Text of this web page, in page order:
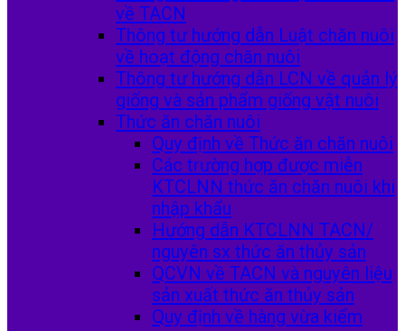
về TACN
Thông tư hướng dẫn Luật chăn nuôi
về hoạt động chăn nuôi
Thông tư hướng dẫn LCN về quản lý
giống và sản phẩm giống vật nuôi
Thức ăn chăn nuôi
Quy định về Thức ăn chăn nuôi
Các trường hợp được miễn
KTCLNN thức ăn chăn nuôi khi
nhập khẩu
Hướng dẫn KTCLNN TACN/
nguyên sx thức ăn thủy sản
QCVN về TACN và nguyên liệu
sản xuất thức ăn thủy sản
Quy định về hàng vừa kiểm